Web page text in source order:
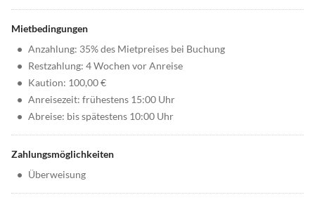
Mietbedingungen
• Anzahlung: 35% des Mietpreises bei Buchung
• Restzahlung: 4 Wochen vor Anreise
• Kaution: 100,00 €
• Anreisezeit: frühestens 15:00 Uhr
• Abreise: bis spätestens 10:00 Uhr
Zahlungsmöglichkeiten
• Überweisung